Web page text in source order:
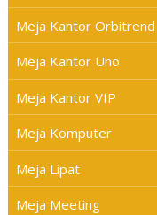
Meja Kantor Orbitrend
Meja Kantor Uno
Meja Kantor VIP
Meja Komputer
Meja Lipat
Meja Meeting